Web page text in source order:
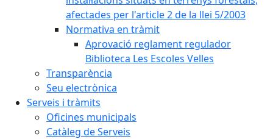
afectades per l'article 2 de la llei 5/2003
Normativa en tràmit
Aprovació reglament regulador
Biblioteca Les Escoles Velles
Transparència
Seu electrònica
Serveis i tràmits
Oficines municipals
Catàleg de Serveis